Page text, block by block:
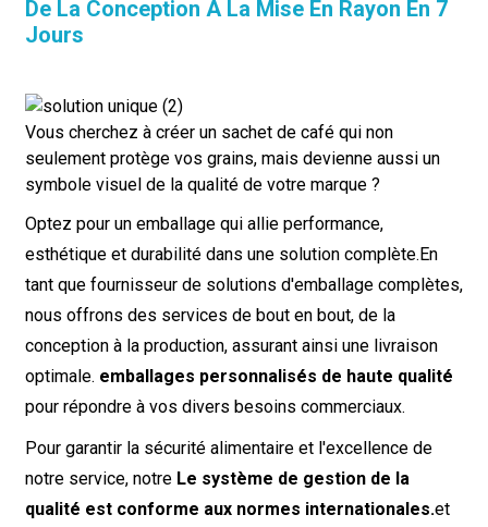
De La Conception À La Mise En Rayon En 7
Jours
Vous cherchez à créer un sachet de café qui non
seulement protège vos grains, mais devienne aussi un
symbole visuel de la qualité de votre marque ?
Optez pour un emballage qui allie performance,
esthétique et durabilité dans une solution complète.En
tant que fournisseur de solutions d'emballage complètes,
nous offrons des services de bout en bout, de la
conception à la production, assurant ainsi une livraison
optimale. emballages personnalisés de haute qualité
pour répondre à vos divers besoins commerciaux.
Pour garantir la sécurité alimentaire et l'excellence de
notre service, notre Le système de gestion de la
qualité est conforme aux normes internationales.et